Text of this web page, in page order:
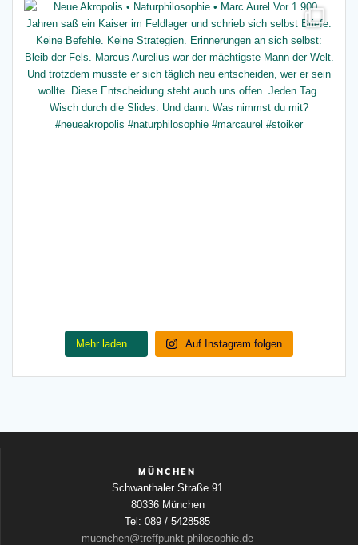
Mehr laden... Auf Instagram folgen
MÜNCHEN
Schwanthaler Straße 91
80336 München
Tel: 089 / 5428585
muenchen@treffpunkt-philosophie.de